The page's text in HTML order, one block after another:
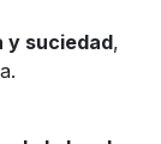
y suciedad,